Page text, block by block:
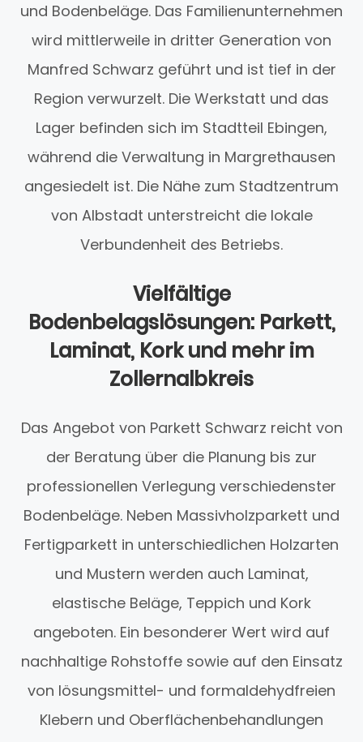
und Bodenbeläge. Das Familienunternehmen
wird mittlerweile in dritter Generation von
Manfred Schwarz geführt und ist tief in der
Region verwurzelt. Die Werkstatt und das
Lager befinden sich im Stadtteil Ebingen,
während die Verwaltung in Margrethausen
angesiedelt ist. Die Nähe zum Stadtzentrum
von Albstadt unterstreicht die lokale
Verbundenheit des Betriebs.
Vielfältige
Bodenbelagslösungen: Parkett,
Laminat, Kork und mehr im
Zollernalbkreis
Das Angebot von Parkett Schwarz reicht von
der Beratung über die Planung bis zur
professionellen Verlegung verschiedenster
Bodenbeläge. Neben Massivholzparkett und
Fertigparkett in unterschiedlichen Holzarten
und Mustern werden auch Laminat,
elastische Beläge, Teppich und Kork
angeboten. Ein besonderer Wert wird auf
nachhaltige Rohstoffe sowie auf den Einsatz
von lösungsmittel- und formaldehydfreien
Klebern und Oberflächenbehandlungen